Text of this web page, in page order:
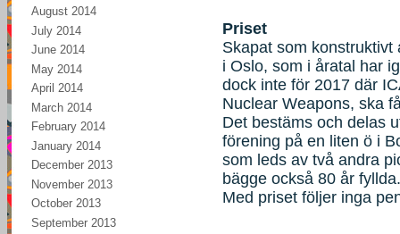
August 2014
July 2014
June 2014
May 2014
April 2014
March 2014
February 2014
January 2014
December 2013
November 2013
October 2013
September 2013
Priset
Skapat som
i Oslo, som i åratal har
dock inte för 2017 där
Nuclear Weapons, ska
Det bestäms och delas
förening på en liten ö i
som leds av två andra
bägge också 80 år fyllda.
Med priset följer inga